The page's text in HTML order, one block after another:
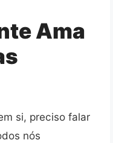
Ama
si, preciso falar
nós